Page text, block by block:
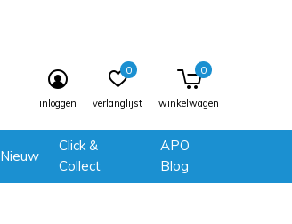
Nieuw
Click &
Collect
APO
Blog
inloggen verlanglijst
0
winkelwagen
0